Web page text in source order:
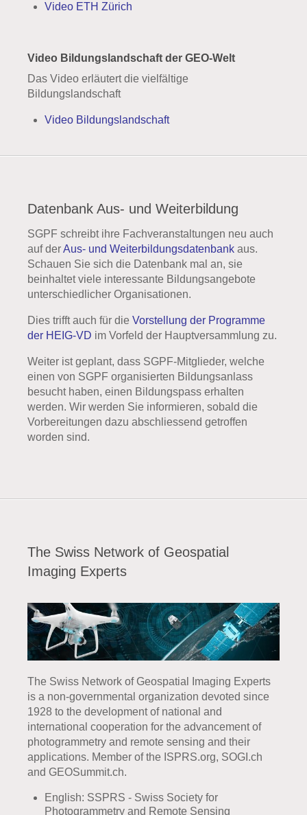
Video ETH Zürich
Video Bildungslandschaft der GEO-Welt
Das Video erläutert die vielfältige
Bildungslandschaft
Video Bildungslandschaft
Datenbank Aus- und Weiterbildung
SGPF schreibt ihre Fachveranstaltungen neu auch
auf derAus- und Weiterbildungsdatenbank aus.
Schauen Sie sich die Datenbank mal an, sie
beinhaltet viele interessante Bildungsangebote
unterschiedlicher Organisationen.
Dies trifft auch für die Vorstellung der Programme
der HEIG-VD im Vorfeld der Hauptversammlung zu.
Weiter ist geplant, dass SGPF-Mitglieder, welche
einen von SGPF organisierten Bildungsanlass
besucht haben, einen Bildungspass erhalten
werden. Wir werden Sie informieren, sobald die
Vorbereitungen dazu abschliessend getroffen
worden sind.
The Swiss Network of Geospatial
Imaging Experts
The Swiss Network of Geospatial Imaging Experts
is a non-governmental organization devoted since
1928 to the development of national and
international cooperation for the advancement of
photogrammetry and remote sensing and their
applications. Member of the ISPRS.org, SOGI.ch
and GEOSummit.ch.
English: SSPRS - Swiss Society for
Photogrammetry and Remote Sensing